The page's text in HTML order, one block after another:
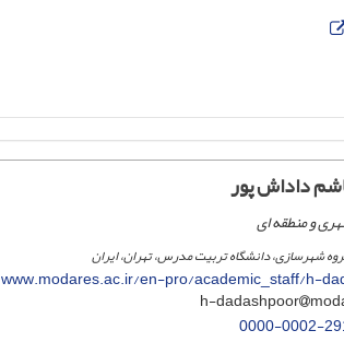
داداش پور
و منطقه ای
شهرسازی، دانشگاه تربیت مدرس، تهران، ایران
www.modares.ac.ir/en-pro/academic_staff/h-
0000-0002-